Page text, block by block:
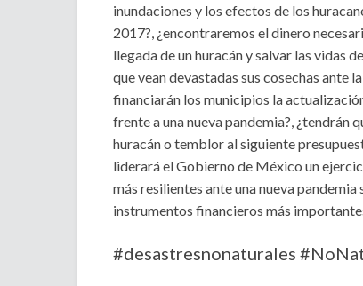
inundaciones y los efectos de los
2017?, ¿encontraremos el dinero
llegada de un huracán y salvar las vidas
que vean devastadas sus cosechas ante
financiarán los municipios la
frente a una nueva pandemia?, ¿tendrán
huracán o temblor al siguiente
liderará el Gobierno de México un
más resilientes ante una nueva
instrumentos financieros más
#desastresnonaturales